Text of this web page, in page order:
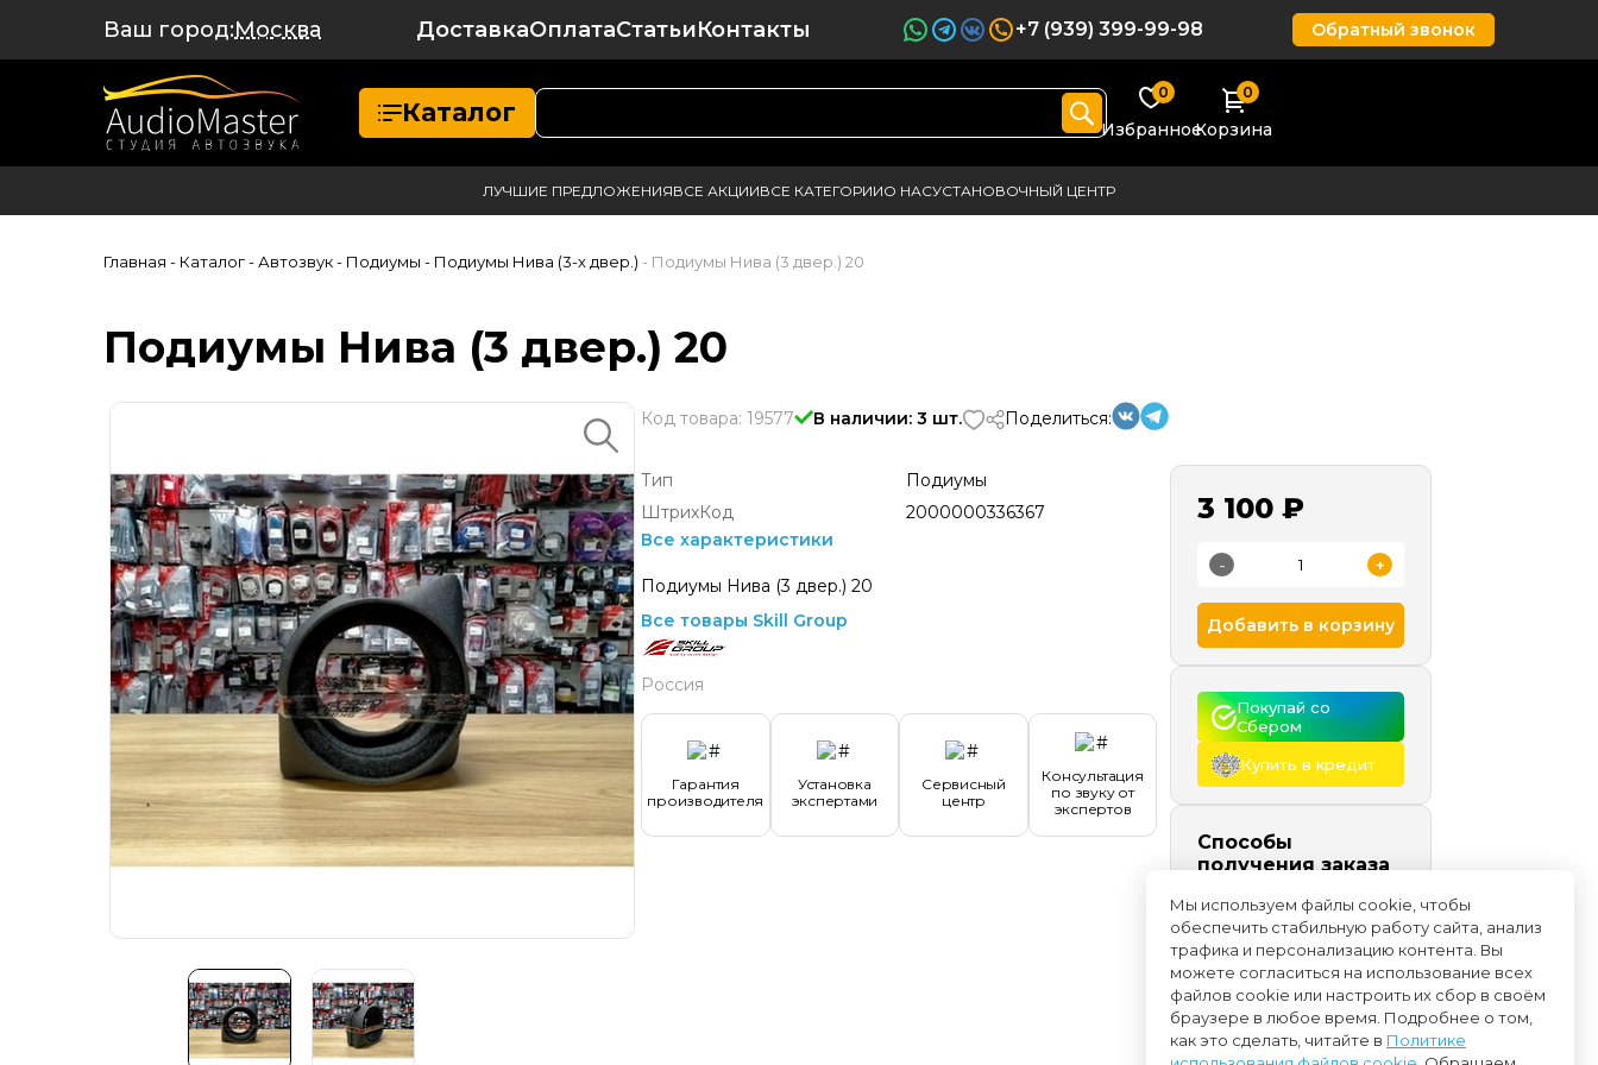
Ваш город:Москва ДоставкаОплатаСтатьиКонтакты +7 (939) 399-99-98 Обратный звонок
Каталог
0
Избранное
0
Корзина
ЛУЧШИЕ ПРЕДЛОЖЕНИЯВСЕ АКЦИИВСЕ КАТЕГОРИИО НАСУСТАНОВОЧНЫЙ ЦЕНТР
Главная - Каталог- Автозвук- Подиумы - Подиумы Нива (3-х двер.) - Подиумы Нива (3 двер.) 20
Подиумы Нива (3 двер.) 20
Код товара: 19577 В наличии: 3 шт. Поделиться:
Тип
Подиумы
ШтрихКод
2000000336367
Все характеристики
Подиумы Нива (3 двер.) 20
Все товары Skill Group
Россия
Гарантия
производителя
Установка
экспертами
Сервисный
центр
Консультация
по звуку от
экспертов
3 100 ₽
- +
Добавить в корзину
Покупай со
Сбером
Купить в кредит
Способы
получения заказа
сегодня и
позже, бесплатно
Доставканачиная с
06.08
Мы используем файлы cookie, чтобы
обеспечить стабильную работу сайта, анализ
трафика и персонализацию контента. Вы
можете согласиться на использование всех
файлов cookie или настроить их сбор в своём
браузере в любое время. Подробнее о том,
как это сделать, читайте в Политике